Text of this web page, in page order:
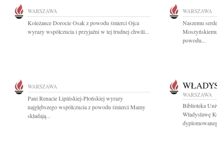
WARSZAWA
Koleżance Dorocie Osak z powodu śmierci Ojca
wyrazy współczucia i przyjaźni w tej trudnej chwili...
WARSZAWA
Naszemu
powodu...
WARSZAWA
Pani Renacie Lipińskiej-Płońskiej wyrazy
najgłębszego współczucia z powodu śmierci Mamy
składają...
WARSZAWA
Biblioteka
Władysławę